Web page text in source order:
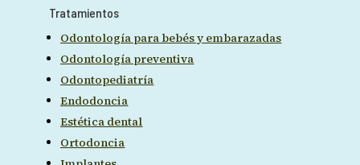
Tratamientos
Odontología para bebés y embarazadas
Odontología preventiva
Odontopediatría
Endodoncia
Estética dental
Ortodoncia